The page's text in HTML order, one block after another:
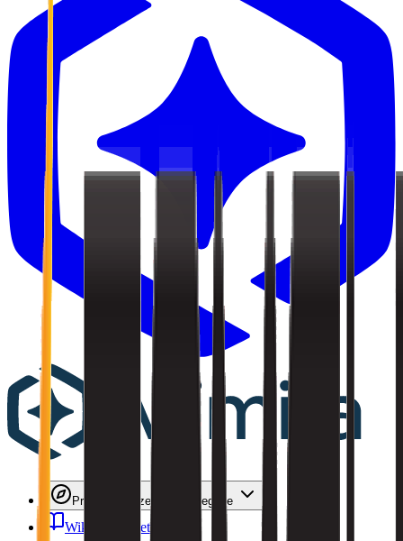
Przeglądaj Przeglądaj kategorie
Wiki Wiki przetargów